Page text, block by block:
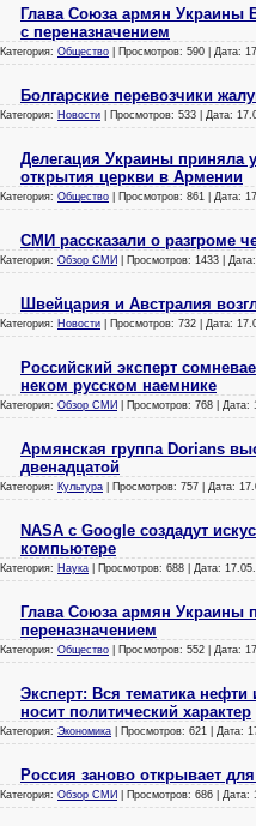
Глава Союза армян Украины
с переназначением
Категория: Общество | Просмотров: 590 | Дата:
Болгарские перевозчики
Категория: Новости | Просмотров: 533 | Дата:
Делегация Украины приняла
открытия церкви в Армении
Категория: Общество | Просмотров: 861 | Дата:
СМИ рассказали о разгроме
Категория: Обзор СМИ | Просмотров: 1433 |
Швейцария и Австралия
Категория: Новости | Просмотров: 732 | Дата:
Российский эксперт
неком русском наемнике
Категория: Обзор СМИ | Просмотров: 768 | Дата:
Армянская группа Dorians
двенадцатой
Категория: Культура | Просмотров: 757 | Дата:
NASA с Google создадут
компьютере
Категория: Наука | Просмотров: 688 | Дата:
Глава Союза армян Украины
переназначением
Категория: Общество | Просмотров: 552 | Дата:
Эксперт: Вся тематика
носит политический характер
Категория: Экономика | Просмотров: 621 | Дата:
Россия заново открывает
Категория: Обзор СМИ | Просмотров: 686 | Дата: